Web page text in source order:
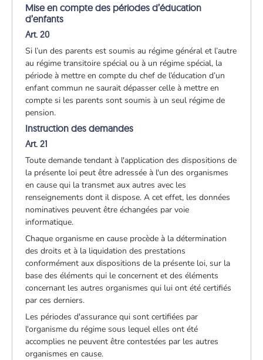
Mise en compte des périodes d’éducation
d’enfants
Art. 20
Si l’un des parents est soumis au régime général et l’autre
au régime transitoire spécial ou à un régime spécial, la
période à mettre en compte du chef de l’éducation d’un
enfant commun ne saurait dépasser celle à mettre en
compte si les parents sont soumis à un seul régime de
pension.
Instruction des demandes
Art. 21
Toute demande tendant à l'application des dispositions de
la présente loi peut être adressée à l'un des organismes
en cause qui la transmet aux autres avec les
renseignements dont il dispose. A cet effet, les données
nominatives peuvent être échangées par voie
informatique.
Chaque organisme en cause procède à la détermination
des droits et à la liquidation des prestations
conformément aux dispositions de la présente loi, sur la
base des éléments qui le concernent et des éléments
concernant les autres organismes qui lui ont été certifiés
par ces derniers.
Les périodes d'assurance qui sont certifiées par
l'organisme du régime sous lequel elles ont été
accomplies ne peuvent être contestées par les autres
organismes en cause.